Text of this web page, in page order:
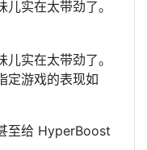
定游戏的表现如
至给 HyperBoost